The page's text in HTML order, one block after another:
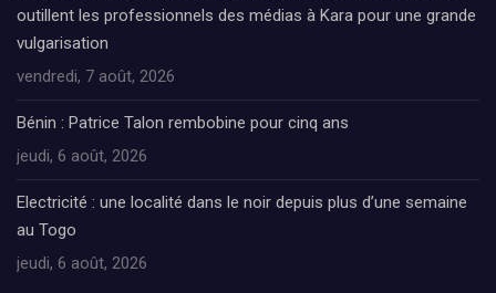
outillent les professionnels des médias à Kara pour une grande
vulgarisation
vendredi, 7 août, 2026
Bénin : Patrice Talon rembobine pour cinq ans
jeudi, 6 août, 2026
Electricité : une localité dans le noir depuis plus d’une semaine
au Togo
jeudi, 6 août, 2026